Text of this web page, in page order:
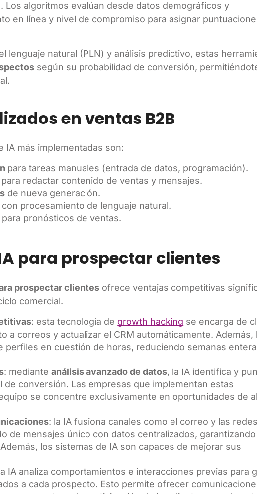
algoritmos evalúan desde datos demográficos y
en línea y nivel de compromiso para asignar
lenguaje natural (PLN) y análisis predictivo, estas
según su probabilidad de conversión,
en ventas B2B
IA más implementadas son:
para tareas manuales (entrada de datos, programación).
redactar contenido de ventas y mensajes.
de nueva generación.
con procesamiento de lenguaje natural.
para pronósticos de ventas.
para prospectar clientes
prospectar clientes ofrece ventajas competitivas
comercial.
: esta tecnología de growth hacking se encarga de
a correos y actualizar el CRM automáticamente. Además,
perfiles en cuestión de horas, reduciendo semanas
: medianteanálisis avanzado de datos, la IA identifica y
conversión. Las empresas que implementan estas
se concentre exclusivamente en oportunidades de
: la IA fusiona canales como el correo y las redes
de mensajes único con datos centralizados,
los sistemas de IA son capaces de mejorar sus
IA analiza comportamientos e interacciones previas para
a cada prospecto. Esto permite ofrecer